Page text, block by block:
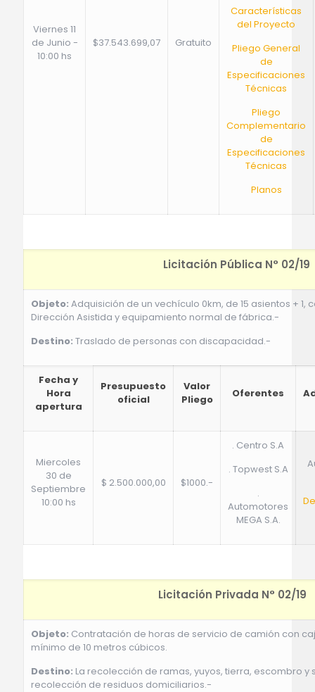
Viernes 11
de Junio -
10:00 hs
$37.543.699,07 Gratuito
Características
del Proyecto
Pliego General
de
Especificaciones
Técnicas
Pliego
Complementario
de
Especificaciones
Técnicas
Planos
Licitación Pública N° 02/19
Objeto: Adquisición de un vechículo 0km, de 15 asientos + 1,
Dirección Asistida y equipamiento normal de fábrica.-
Destino: Traslado de personas con discapacidad.-
Fecha y
Hora
apertura
Presupuesto
oficial
Valor
Pliego
Oferentes
Miercoles
30 de
Septiembre
10:00 hs
$ 2.500.000,00 $1000.-
. Centro S.A
. Topwest S.A
.
Automotores
MEGA S.A.
Licitación Privada N° 02/19
Objeto: Contratación de horas de servicio de camión con
mínimo de 10 metros cúbicos.
Destino: La recolección de ramas, yuyos, tierra, escombro y
recolección de residuos domiciliarios.-